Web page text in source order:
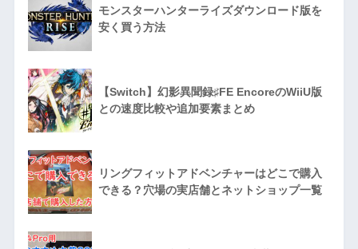
モンスターハンターライズダウンロード版を
安く買う方法
【Switch】幻影異聞録♯FE EncoreのWiiU版
との速度比較や追加要素まとめ
リングフィットアドベンチャーはどこで購入
できる？穴場の実店舗とネットショップ一覧